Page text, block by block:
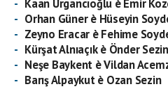
Kaan Urgancıoğlu è Emir
Orhan Güner è Hüseyin
Zeyno Eracar è Fehime
Kürşat Alnıaçık è Önder Sezin
Neşe Baykent è Vildan
Barış Alpaykut è Ozan Sezin